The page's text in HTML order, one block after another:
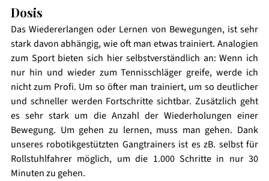
Dosis
Das Wiedererlangen oder Lernen von Bewegungen, ist sehr
stark davon abhängig, wie oft man etwas trainiert. Analogien
zum Sport bieten sich hier selbstverständlich an: Wenn ich
nur hin und wieder zum Tennisschläger greife, werde ich
nicht zum Profi. Um so öfter man trainiert, um so deutlicher
und schneller werden Fortschritte sichtbar. Zusätzlich geht
es sehr stark um die Anzahl der Wiederholungen einer
Bewegung. Um gehen zu lernen, muss man gehen. Dank
unseres robotikgestützten Gangtrainers ist es zB. selbst für
Rollstuhlfahrer möglich, um die 1.000 Schritte in nur 30
Minuten zu gehen.